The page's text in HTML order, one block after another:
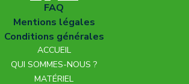
FAQ
Mentions légales
Conditions générales
ACCUEIL
QUI SOMMES-NOUS ?
MATÉRIEL